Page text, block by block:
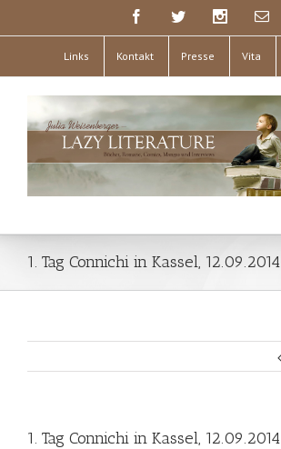
Links Kontakt Presse Vita
1. Tag Connichi in Kassel, 12.09.2014
1. Tag Connichi in Kassel, 12.09.2014